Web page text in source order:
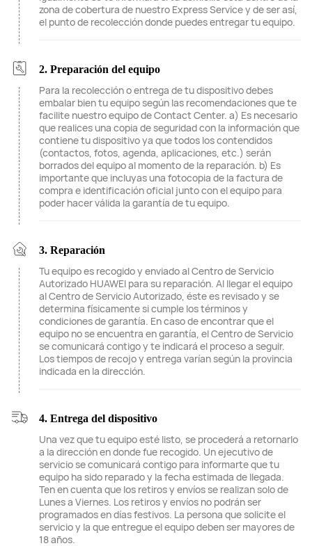
zona de cobertura de nuestro Express Service y de ser así,
el punto de recolección donde puedes entregar tu equipo.
2. Preparación del equipo
Para la recolección o entrega de tu dispositivo debes
embalar bien tu equipo según las recomendaciones que te
facilite nuestro equipo de Contact Center. a) Es necesario
que realices una copia de seguridad con la información que
contiene tu dispositivo ya que todos los contendidos
(contactos, fotos, agenda, aplicaciones, etc.) serán
borrados del equipo al momento de la reparación. b) Es
importante que incluyas una fotocopia de la factura de
compra e identificación oficial junto con el equipo para
poder hacer válida la garantía de tu equipo.
3. Reparación
Tu equipo es recogido y enviado al Centro de Servicio
Autorizado HUAWEI para su reparación. Al llegar el equipo
al Centro de Servicio Autorizado, éste es revisado y se
determina físicamente si cumple los términos y
condiciones de garantía. En caso de encontrar que el
equipo no se encuentra en garantía, el Centro de Servicio
se comunicará contigo y te indicará el proceso a seguir.
Los tiempos de recojo y entrega varían según la provincia
indicada en la dirección.
4. Entrega del dispositivo
Una vez que tu equipo esté listo, se procederá a retornarlo
a la dirección en donde fue recogido. Un ejecutivo de
servicio se comunicará contigo para informarte que tu
equipo ha sido reparado y la fecha estimada de llegada.
Ten en cuenta que los retiros y envíos se realizan solo de
Lunes a Viernes. Los retiros y envíos no podrán ser
programados en días festivos. La persona que solicite el
servicio y la que entregue el equipo deben ser mayores de
18 años.